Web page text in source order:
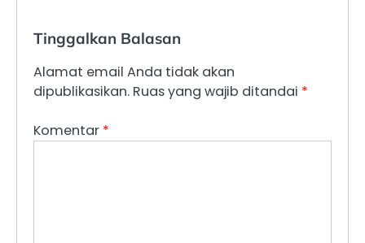
Tinggalkan Balasan
Alamat email Anda tidak akan
dipublikasikan. Ruas yang wajib ditandai *
Komentar *